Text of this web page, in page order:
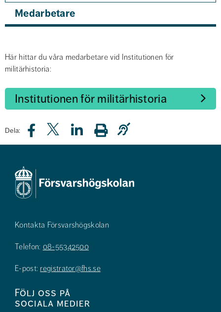
Medarbetare
Här hittar du våra medarbetare vid Institutionen för
militärhistoria:
Institutionen för militärhistoria
Dela:
Kontakta Försvarshögskolan
Telefon: 08-55342500
E-post: registrator@fhs.se
Följ oss på
sociala medier